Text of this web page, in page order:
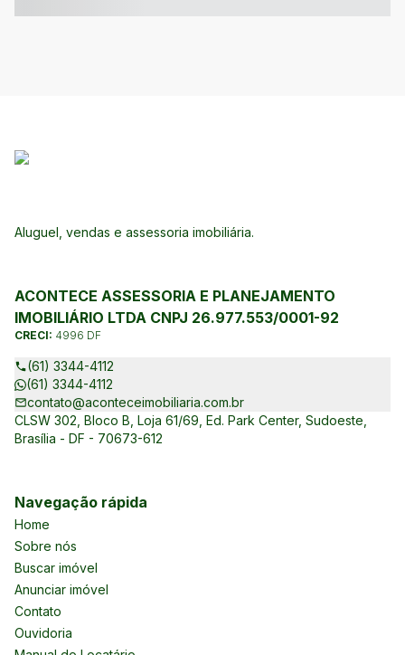
Aluguel, vendas e assessoria imobiliária.
ACONTECE ASSESSORIA E PLANEJAMENTO
IMOBILIÁRIO LTDA CNPJ 26.977.553/0001-92
CRECI: 4996 DF
(61) 3344-4112
(61) 3344-4112
contato@aconteceimobiliaria.com.br
CLSW 302, Bloco B, Loja 61/69, Ed. Park Center, Sudoeste,
Brasília - DF - 70673-612
Navegação rápida
Home
Sobre nós
Buscar imóvel
Anunciar imóvel
Contato
Ouvidoria